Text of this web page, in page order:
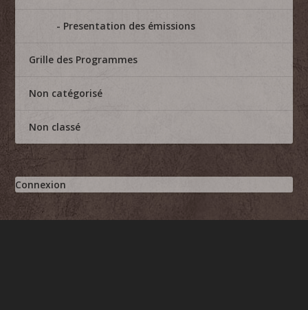
Presentation des émissions
Grille des Programmes
Non catégorisé
Non classé
Connexion